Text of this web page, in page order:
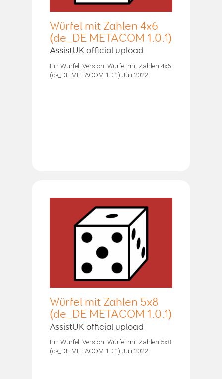
Würfel mit Zahlen 4x6
(de_DE METACOM 1.0.1)
AssistUK official upload
Ein Würfel. Version: Würfel mit Zahlen 4x6
(de_DE METACOM 1.0.1) Juli 2022
Würfel mit Zahlen 5x8
(de_DE METACOM 1.0.1)
AssistUK official upload
Ein Würfel. Version: Würfel mit Zahlen 5x8
(de_DE METACOM 1.0.1) Juli 2022